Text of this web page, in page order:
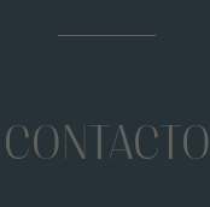
CONTACTO